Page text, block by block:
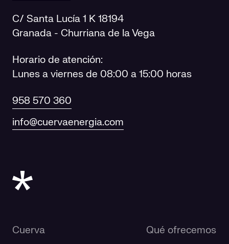
C/ Santa Lucía 1 K 18194
Granada - Churriana de la Vega
Horario de atención:
Lunes a viernes de 08:00 a 15:00 horas
958 570 360
info@cuervaenergia.com
Cuerva Qué ofrecemos